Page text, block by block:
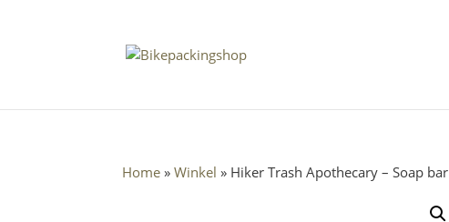
Home »Winkel » Hiker Trash Apothecary – Soap bar